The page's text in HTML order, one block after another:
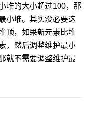
堆的大小超过100，那
小堆。其实没必要这
顶，如果新元素比堆
，然后调整维护最小
就不需要调整维护最